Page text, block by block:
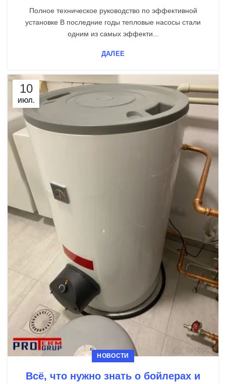
Полное техническое руководство по эффективной
установке В последние годы тепловые насосы стали
одним из самых эффекти...
ДАЛЕЕ
10
ИЮЛ.
НОВОСТИ
Всё, что нужно знать о бойлерах и